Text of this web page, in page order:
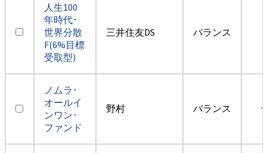
人生100
年時代･
世界分散
F(6%目標
受取型)
三井住友DS バランス
ノムラ･
オールイ
ンワン･
ファンド
野村 バランス